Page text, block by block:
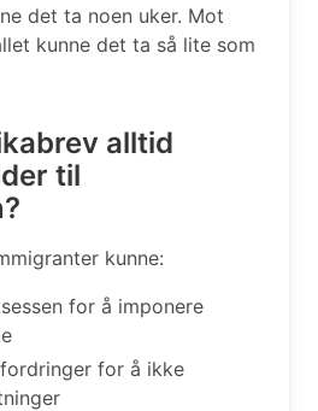
det ta noen uker. Mot
kunne det ta så lite som
alltid
til
kunne:
for å imponere
for å ikke